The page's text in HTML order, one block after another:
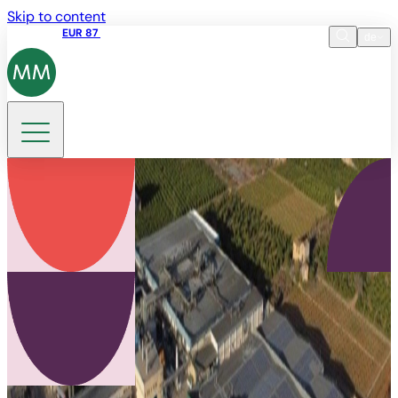
Skip to content
EUR 87
DE
ES
Suche